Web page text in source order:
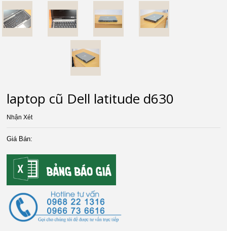
laptop cũ Dell latitude d630
Nhận Xét
Giá Bán: